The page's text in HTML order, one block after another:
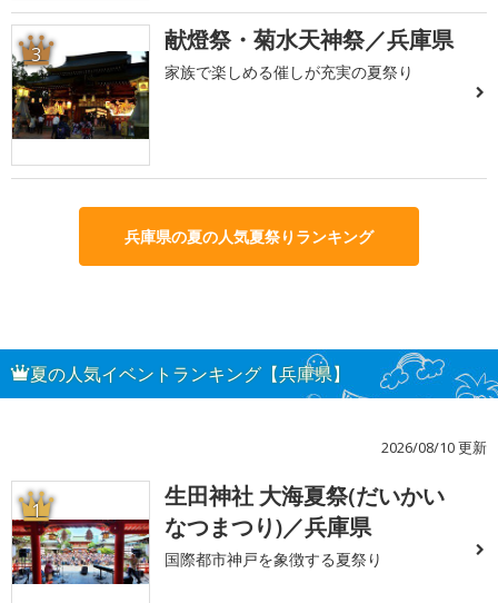
3 献燈祭・菊水天神祭／兵庫県
家族で楽しめる催しが充実の夏祭り
兵庫県の夏の人気夏祭りランキング
夏の人気イベントランキング【兵庫県】
2026/08/10 更新
1
生田神社 大海夏祭(だいかい
なつまつり)／兵庫県
国際都市神戸を象徴する夏祭り